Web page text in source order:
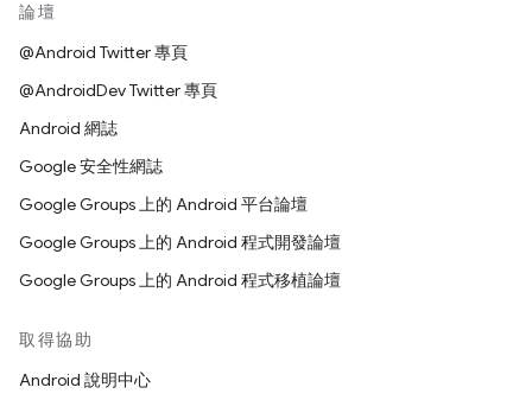
論壇
@Android Twitter 專頁
@AndroidDev Twitter 專頁
Android 網誌
Google 安全性網誌
Google Groups 上的 Android 平台論壇
Google Groups 上的 Android 程式開發論壇
Google Groups 上的 Android 程式移植論壇
取得協助
Android 說明中心